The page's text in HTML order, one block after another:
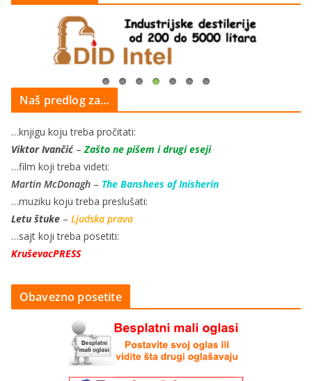
Naš predlog za…
…knjigu koju treba pročitati:
Viktor Ivančić–Zašto ne pišem i drugi eseji
…film koji treba videti:
Martin McDonagh – The Banshees of Inisherin
…muziku koju treba preslušati:
Letu štuke – Ljudska prava
…sajt koji treba posetiti:
KruševacPRESS
Obavezno posetite